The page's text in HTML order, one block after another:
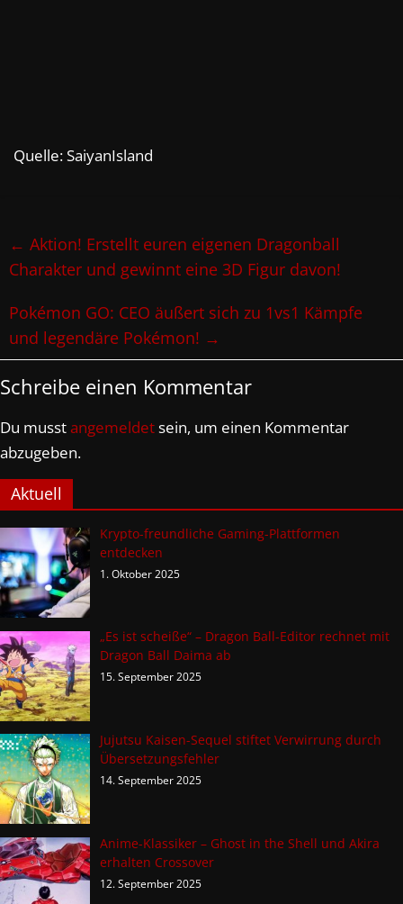
Quelle: SaiyanIsland
← Aktion! Erstellt euren eigenen Dragonball
Charakter und gewinnt eine 3D Figur davon!
Pokémon GO: CEO äußert sich zu 1vs1 Kämpfe
und legendäre Pokémon! →
Schreibe einen Kommentar
Du musstangemeldetsein, um einen Kommentar
abzugeben.
Aktuell
Krypto-freundliche Gaming-Plattformen
entdecken
1. Oktober 2025
„Es ist scheiße“ – Dragon Ball-Editor rechnet mit
Dragon Ball Daima ab
15. September 2025
Jujutsu Kaisen-Sequel stiftet Verwirrung durch
Übersetzungsfehler
14. September 2025
Anime-Klassiker – Ghost in the Shell und Akira
erhalten Crossover
12. September 2025